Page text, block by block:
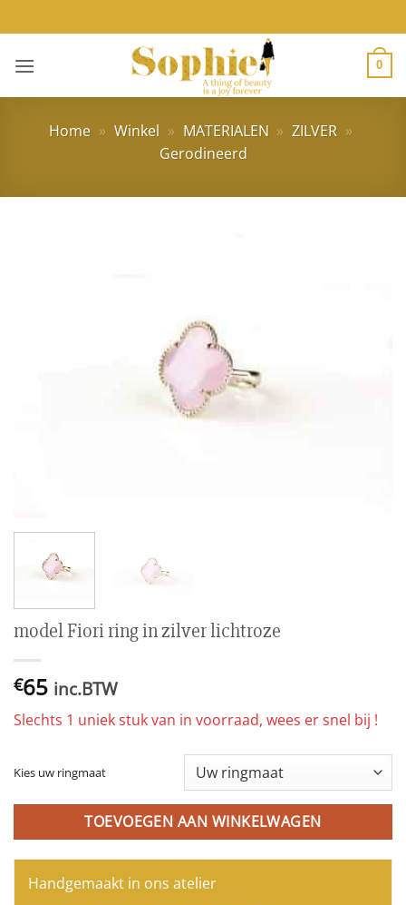
naar
inhoud
0
Home » Winkel » MATERIALEN » ZILVER »
Gerodineerd
model Fiori ring in zilver lichtroze
€65 inc.BTW
Slechts 1 uniek stuk van in voorraad, wees er snel bij !
Kies uw ringmaat
TOEVOEGEN AAN WINKELWAGEN
Handgemaakt in ons atelier